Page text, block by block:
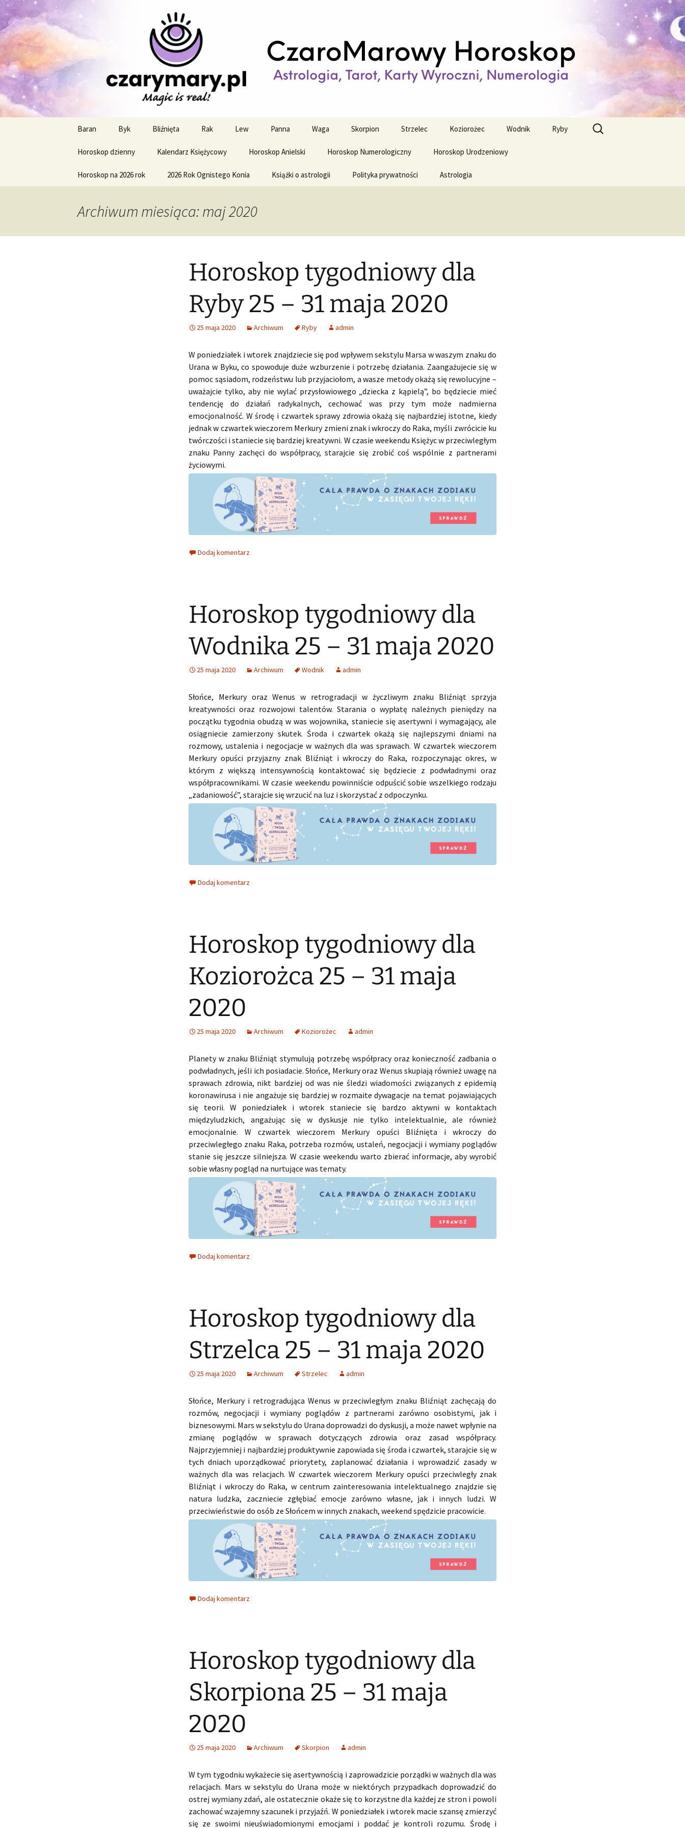
CzaroMarowy horoskop dzienny,
miesięczny i tygodniowy
Profesjonalne przepowiednie astrologiczne
treści
Baran Byk Bliźnięta Rak Lew Panna Waga Skorpion Strzelec Koziorożec Wodnik Ryby
Horoskop dzienny Kalendarz Księżycowy Horoskop Anielski Horoskop Numerologiczny Horoskop Urodzeniowy
Horoskop na 2026 rok 2026 Rok Ognistego Konia Książki o astrologii Polityka prywatności Astrologia
Szukaj:
Archiwum miesiąca: maj 2020
Horoskop tygodniowy dla
Ryby 25 – 31 maja 2020
25 maja 2020 Archiwum Ryby admin
W poniedziałek i wtorek znajdziecie się pod wpływem sekstylu Marsa w waszym znaku do
Urana w Byku, co spowoduje duże wzburzenie i potrzebę działania. Zaangażujecie się w
pomoc sąsiadom, rodzeństwu lub przyjaciołom, a wasze metody okażą się rewolucyjne –
uważajcie tylko, aby nie wylać przysłowiowego „dziecka z kąpielą”, bo będziecie mieć
tendencję do działań radykalnych, cechować was przy tym może nadmierna
emocjonalność. W środę i czwartek sprawy zdrowia okażą się najbardziej istotne, kiedy
jednak w czwartek wieczorem Merkury zmieni znak i wkroczy do Raka, myśli zwrócicie ku
twórczości i staniecie się bardziej kreatywni. W czasie weekendu Księżyc w przeciwległym
znaku Panny zachęci do współpracy, starajcie się zrobić coś wspólnie z partnerami
życiowymi.
Dodaj komentarz
Horoskop tygodniowy dla
Wodnika 25 – 31 maja 2020
25 maja 2020 Archiwum Wodnik admin
Słońce, Merkury oraz Wenus w retrogradacji w życzliwym znaku Bliźniąt sprzyja
kreatywności oraz rozwojowi talentów. Starania o wypłatę należnych pieniędzy na
początku tygodnia obudzą w was wojownika, staniecie się asertywni i wymagający, ale
osiągniecie zamierzony skutek. Środa i czwartek okażą się najlepszymi dniami na
rozmowy, ustalenia i negocjacje w ważnych dla was sprawach. W czwartek wieczorem
Merkury opuści przyjazny znak Bliźniąt i wkroczy do Raka, rozpoczynając okres, w
którym z większą intensywnością kontaktować się będziecie z podwładnymi oraz
współpracownikami. W czasie weekendu powinniście odpuścić sobie wszelkiego rodzaju
„zadaniowość”, starajcie się wrzucić na luz i skorzystać z odpoczynku.
Dodaj komentarz
Horoskop tygodniowy dla
Koziorożca 25 – 31 maja
2020
25 maja 2020 Archiwum Koziorożec admin
Planety w znaku Bliźniąt stymulują potrzebę współpracy oraz konieczność zadbania o
podwładnych, jeśli ich posiadacie. Słońce, Merkury oraz Wenus skupiają również uwagę na
sprawach zdrowia, nikt bardziej od was nie śledzi wiadomości związanych z epidemią
koronawirusa i nie angażuje się bardziej w rozmaite dywagacje na temat pojawiających
się teorii. W poniedziałek i wtorek staniecie się bardzo aktywni w kontaktach
międzyludzkich, angażując się w dyskusje nie tylko intelektualnie, ale również
emocjonalnie. W czwartek wieczorem Merkury opuści Bliźnięta i wkroczy do
przeciwległego znaku Raka, potrzeba rozmów, ustaleń, negocjacji i wymiany poglądów
stanie się jeszcze silniejsza. W czasie weekendu warto zbierać informacje, aby wyrobić
sobie własny pogląd na nurtujące was tematy.
Dodaj komentarz
Horoskop tygodniowy dla
Strzelca 25 – 31 maja 2020
25 maja 2020 Archiwum Strzelec admin
Słońce, Merkury i retrogradująca Wenus w przeciwległym znaku Bliźniąt zachęcają do
rozmów, negocjacji i wymiany poglądów z partnerami zarówno osobistymi, jak i
biznesowymi. Mars w sekstylu do Urana doprowadzi do dyskusji, a może nawet wpłynie na
zmianę poglądów w sprawach dotyczących zdrowia oraz zasad współpracy.
Najprzyjemniej i najbardziej produktywnie zapowiada się środa i czwartek, starajcie się w
tych dniach uporządkować priorytety, zaplanować działania i wprowadzić zasady w
ważnych dla was relacjach. W czwartek wieczorem Merkury opuści przeciwległy znak
Bliźniąt i wkroczy do Raka, w centrum zainteresowania intelektualnego znajdzie się
natura ludzka, zaczniecie zgłębiać emocje zarówno własne, jak i innych ludzi. W
przeciwieństwie do osób ze Słońcem w innych znakach, weekend spędzicie pracowicie.
Dodaj komentarz
Horoskop tygodniowy dla
Skorpiona 25 – 31 maja
2020
25 maja 2020 Archiwum Skorpion admin
W tym tygodniu wykażecie się asertywnością i zaprowadzicie porządki w ważnych dla was
relacjach. Mars w sekstylu do Urana może w niektórych przypadkach doprowadzić do
ostrej wymiany zdań, ale ostatecznie okaże się to korzystne dla każdej ze stron i powoli
zachować wzajemny szacunek i przyjaźń. W poniedziałek i wtorek macie szansę zmierzyć
się ze swoimi nieuświadomionymi emocjami i poddać je kontroli rozumu. Środę i